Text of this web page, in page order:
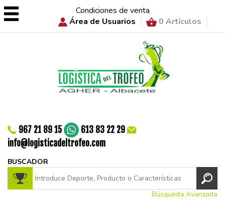
Condiciones de venta
Área de Usuarios
0 Artículos
967 21 89 15
613 83 22 29
info@logisticadeltrofeo.com
BUSCADOR
Búsqueda Avanzada